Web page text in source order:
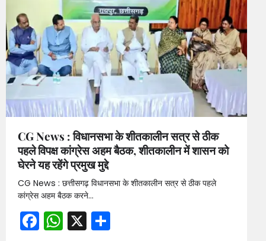
CG News : विधानसभा के शीतकालीन सत्र से ठीक
पहले विपक्ष कांग्रेस अहम बैठक, शीतकालीन में शासन को
घेरने यह रहेंगे प्रमुख मुद्दे
CG News : छत्तीसगढ़ विधानसभा के शीतकालीन सत्र से ठीक पहले
कांग्रेस अहम बैठक करने…
Facebook
WhatsApp
X